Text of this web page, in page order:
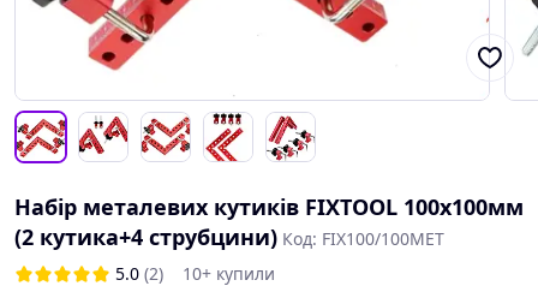
Набір металевих кутиків FIXTOOL 100х100мм
(2 кутика+4 струбцини) Код: FIX100/100МЕТ
5.0 (2)
10+ купили